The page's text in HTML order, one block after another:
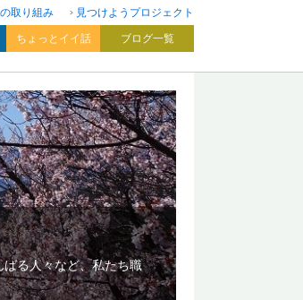
取り組み
見つけようプロジェクト
ちょっとイイ話 ブログ一覧
る人々など、私たち職